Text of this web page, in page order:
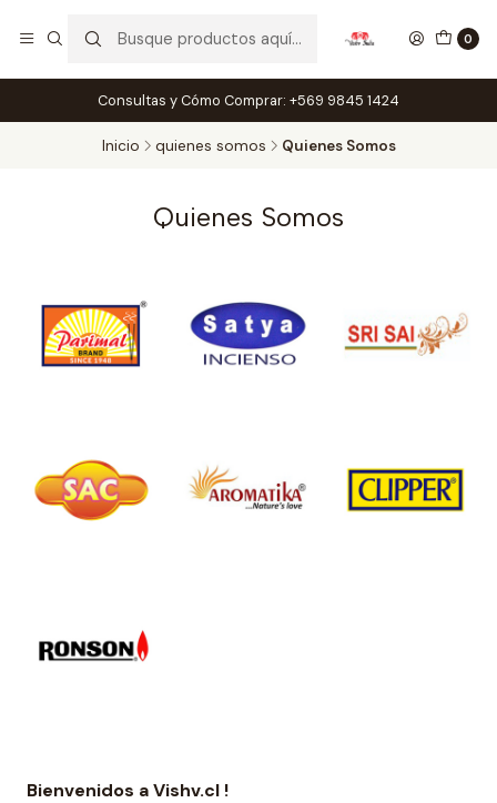
0
Consultas y Cómo Comprar: +569 9845 1424
Inicio quienes somos Quienes Somos
Quienes Somos
Bienvenidos a Vishv.cl !